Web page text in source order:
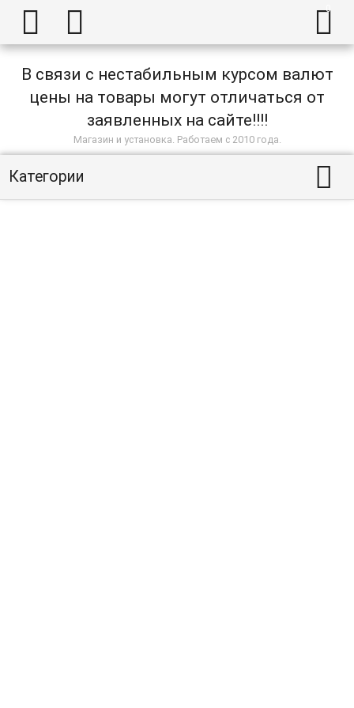
  
В связи с нестабильным курсом валют
цены на товары могут отличаться от
заявленных на сайте!!!!
Магазин и установка. Работаем с 2010 года.
Категории 